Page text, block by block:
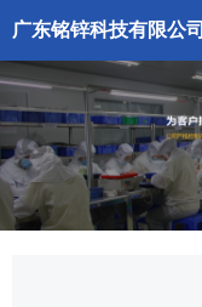
广东铭锌科技有限公司